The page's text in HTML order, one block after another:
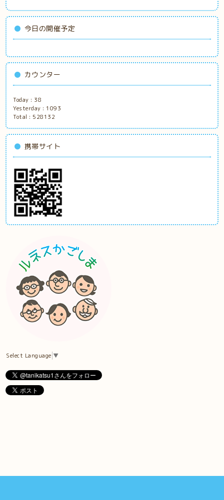
今日の開催予定
カウンター
Today : 38
Yesterday : 1093
Total : 528132
携帯サイト
Select Language ▼